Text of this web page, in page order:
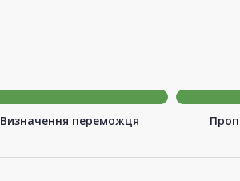
Визначення переможця